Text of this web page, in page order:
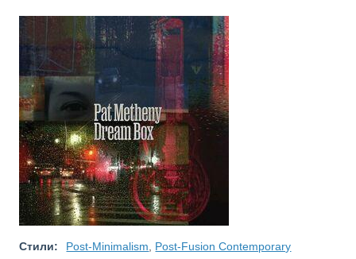
Стили: Post-Minimalism
Post-Fusion Contemporary